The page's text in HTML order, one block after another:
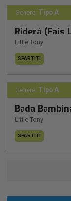
Genere: Tipo A
Riderà (Fais
Little Tony
SPARTITI
Genere: Tipo A
Bada
Little Tony
SPARTITI